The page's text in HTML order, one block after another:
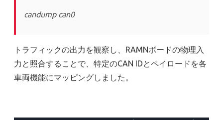
candump can0
トラフィックの出力を観察し、RAMNボードの物理入
力と照合することで、特定のCAN IDとペイロードを各
車両機能にマッピングしました。